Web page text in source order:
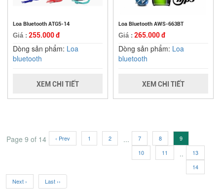
Loa Bluetooth ATG5-14
Giá : 255.000 đ
Dòng sản phẩm: Loa
bluetooth
XEM CHI TIẾT
Loa Bluetooth AWS-663BT
Giá : 265.000 đ
Dòng sản phẩm: Loa
bluetooth
XEM CHI TIẾT
Page 9 of 14 ‹ Prev 1 2 ... 7 8
9
10
11 ..
13
14
Next ›
Last ››